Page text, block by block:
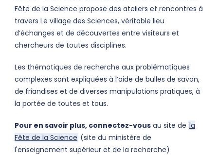
Fête de la Science propose des ateliers et rencontres à
travers Le village des Sciences, véritable lieu
d’échanges et de découvertes entre visiteurs et
chercheurs de toutes disciplines.
Les thématiques de recherche aux problématiques
complexes sont expliquées à l’aide de bulles de savon,
de friandises et de diverses manipulations pratiques, à
la portée de toutes et tous.
Pour en savoir plus, connectez-vous au site de la
Fête de la Science (site du ministère de
l'enseignement supérieur et de la recherche)